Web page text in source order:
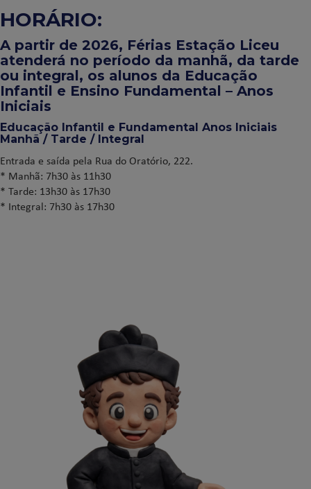
HORÁRIO:
A partir de 2026, Férias Estação Liceu
atenderá no período da manhã, da tarde
ou integral, os alunos da Educação
Infantil e Ensino Fundamental – Anos
Iniciais
Educação Infantil e Fundamental Anos Iniciais
Manhã / Tarde / Integral
Entrada e saída pela Rua do Oratório, 222.
* Manhã: 7h30 às 11h30
* Tarde: 13h30 às 17h30
* Integral: 7h30 às 17h30